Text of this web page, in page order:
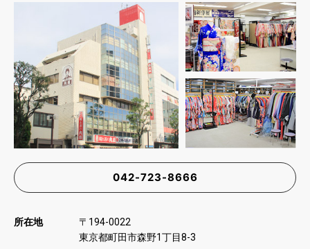
042-723-8666
所在地 〒 194-0022
東京都町田市森野1丁目8-3